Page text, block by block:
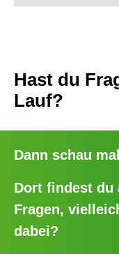
Hast du
Lauf?
Dann schau
Dort findest du
Fragen,
dabei?